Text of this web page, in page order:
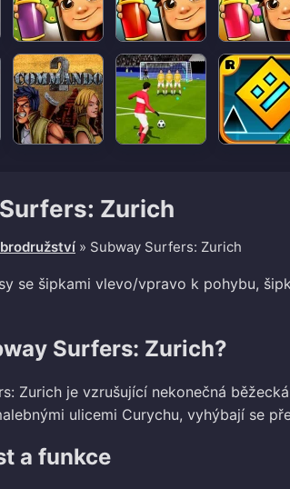
Zurich
» Subway Surfers: Zurich
se šipkami vlevo/vpravo k pohybu,
Surfers: Zurich?
Zurich je vzrušující nekonečná
ulicemi Curychu, vyhýbají se
a funkce